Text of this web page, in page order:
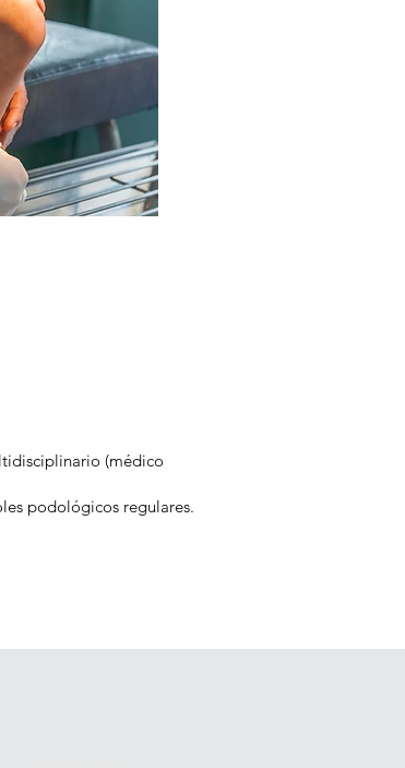
(médico
podológicos regulares.